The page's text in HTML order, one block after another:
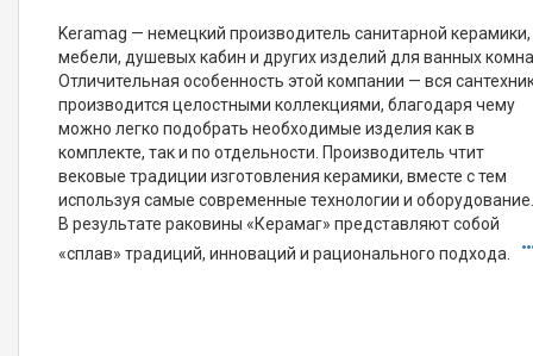
Keramag — немецкий производитель санитарной керамики,
мебели, душевых кабин и других изделий для ванных
Отличительная особенность этой компании — вся
производится целостными коллекциями, благодаря чему
можно легко подобрать необходимые изделия как в
комплекте, так и по отдельности. Производитель чтит
вековые традиции изготовления керамики, вместе с тем
используя самые современные технологии и
В результате раковины «Керамаг» представляют собой
«сплав» традиций, инноваций и рационального подхода.